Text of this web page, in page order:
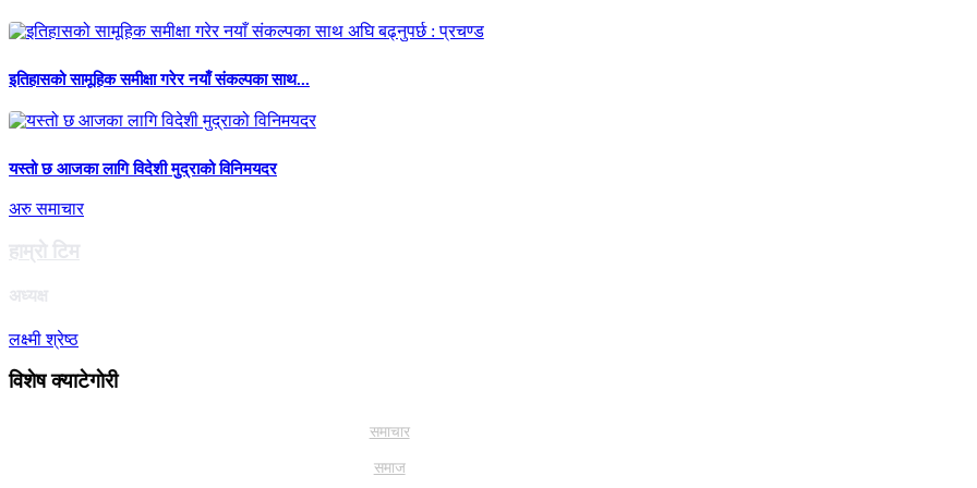
इतिहासको सामूहिक समीक्षा गरेर नयाँ संकल्पका साथ...
यस्तो छ आजका लागि विदेशी मुद्राको विनिमयदर
अरु समाचार
हाम्राे टिम
अध्यक्ष
लक्ष्मी श्रेष्ठ
विशेष क्याटेगाेरी
समाचार
समाज